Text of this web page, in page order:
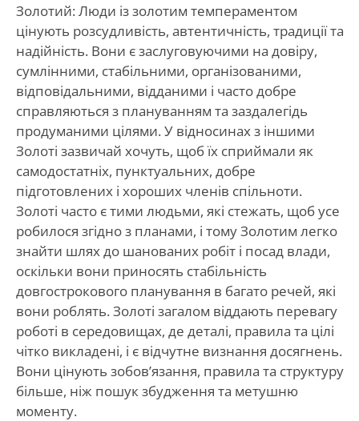
Золотий: Люди із золотим темпераментом
цінують розсудливість, автентичність, традиції та
надійність. Вони є заслуговуючими на довіру,
сумлінними, стабільними, організованими,
відповідальними, відданими і часто добре
справляються з плануванням та заздалегідь
продуманими цілями. У відносинах з іншими
Золоті зазвичай хочуть, щоб їх сприймали як
самодостатніх, пунктуальних, добре
підготовлених і хороших членів спільноти.
Золоті часто є тими людьми, які стежать, щоб усе
робилося згідно з планами, і тому Золотим легко
знайти шлях до шанованих робіт і посад влади,
оскільки вони приносять стабільність
довгострокового планування в багато речей, які
вони роблять. Золоті загалом віддають перевагу
роботі в середовищах, де деталі, правила та цілі
чітко викладені, і є відчутне визнання досягнень.
Вони цінують зобов’язання, правила та структуру
більше, ніж пошук збудження та метушню
моменту.